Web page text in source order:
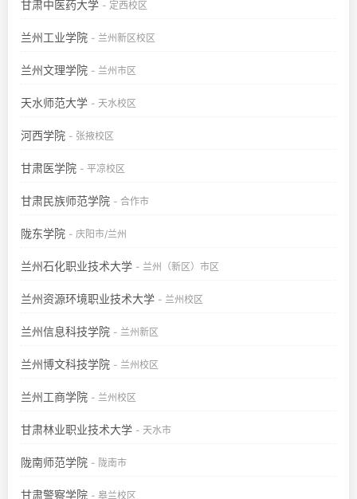
甘肃中医药大学 - 定西校区
兰州工业学院 - 兰州新区校区
兰州文理学院 - 兰州市区
天水师范大学 - 天水校区
河西学院 - 张掖校区
甘肃医学院 - 平凉校区
甘肃民族师范学院 - 合作市
陇东学院 - 庆阳市/兰州
兰州石化职业技术大学 - 兰州（新区）市区
兰州资源环境职业技术大学 - 兰州校区
兰州信息科技学院 - 兰州新区
兰州博文科技学院 - 兰州校区
兰州工商学院 - 兰州校区
甘肃林业职业技术大学 - 天水市
陇南师范学院 - 陇南市
甘肃警察学院 - 皋兰校区